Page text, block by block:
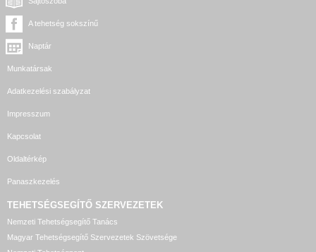
A tehetség sokszínű
Naptár
Munkatársak
Adatkezelési szabályzat
Impresszum
Kapcsolat
Oldaltérkép
Panaszkezelés
TEHETSÉGSEGÍTŐ SZERVEZETEK
Nemzeti Tehetségsegítő Tanács
Magyar Tehetségsegítő Szervezetek Szövetsége